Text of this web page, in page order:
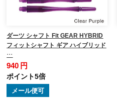
ダーツ シャフト Fit GEAR HYBRID
フィットシャフト ギア ハイブリッド
…
940 円
ポイント5倍
メール便可